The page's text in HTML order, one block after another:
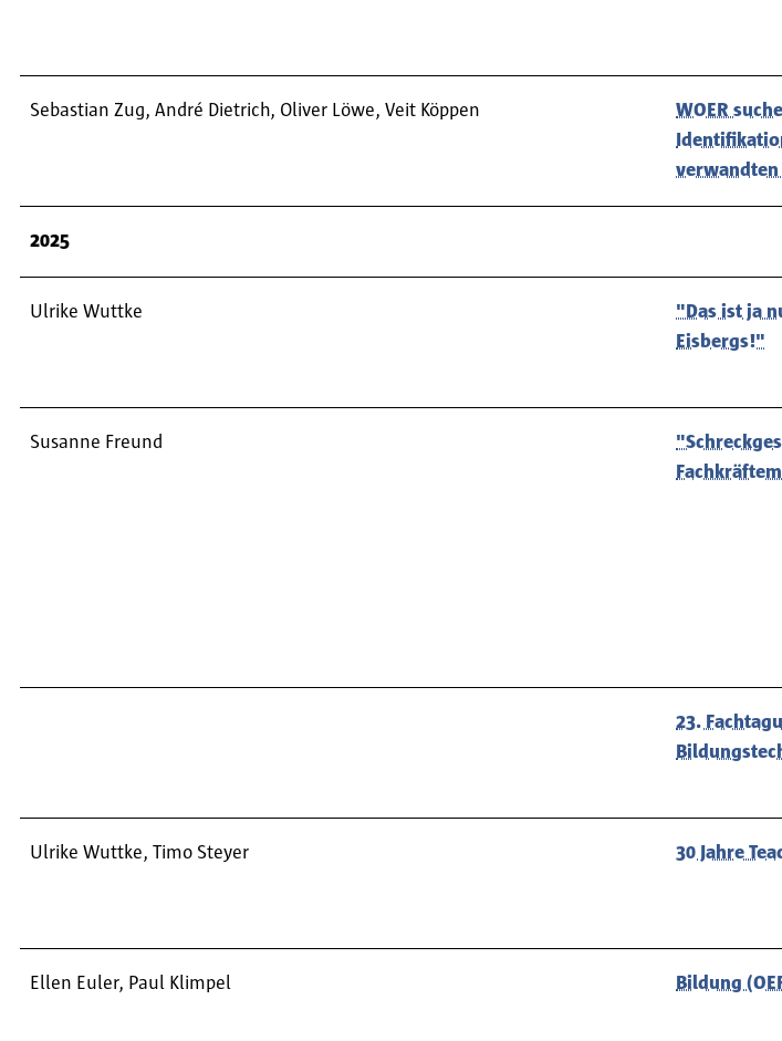
Sebastian Zug, André Dietrich, Oliver Löwe, Veit Köppen
WOER
verwandten
2025
Ulrike Wuttke
"Das ist ja
Eisbergs!"
Susanne Freund
23.
Ulrike Wuttke, Timo Steyer 30 Jahre
Ellen Euler, Paul Klimpel Bildung